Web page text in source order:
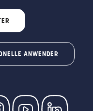
ANWENDER